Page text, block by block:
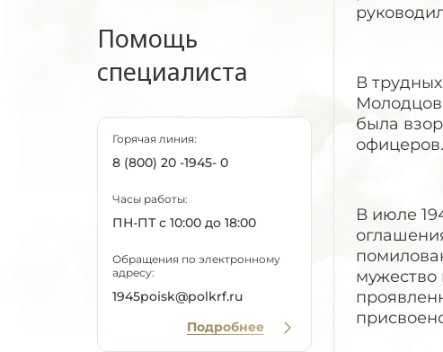
Помощь
специалиста
Горячая линия:
8 (800) 20 -1945- 0
Часы работы:
ПН-ПТ с 10:00 до 18:00
Обращения по электронному
адресу:
1945poisk@polkrf.ru
Подробнее
В
была
В июле
мужество